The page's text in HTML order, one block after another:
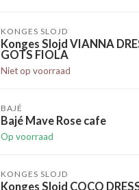
KONGES SLOJD
Konges Slojd VIANNA
GOTS FIOLA
Niet op voorraad
BAJÉ
Bajé Mave Rose cafe
Op voorraad
KONGES SLOJD
Konges Slojd COCO